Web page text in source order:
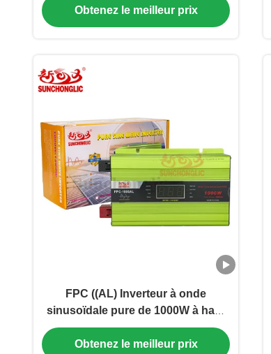
d'une sortie CA de 220 V ‡ conçu
pour les applications hors réseau.
Obtenez le meilleur prix
FPC ((AL) Inverteur à onde
sinusoïdale pure de 1000W à haut
rendement 12V CC à 220V AC avec
protection complète
Obtenez le meilleur prix